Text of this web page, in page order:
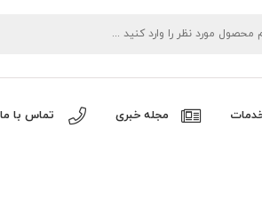
مجله خبری تماس با ما